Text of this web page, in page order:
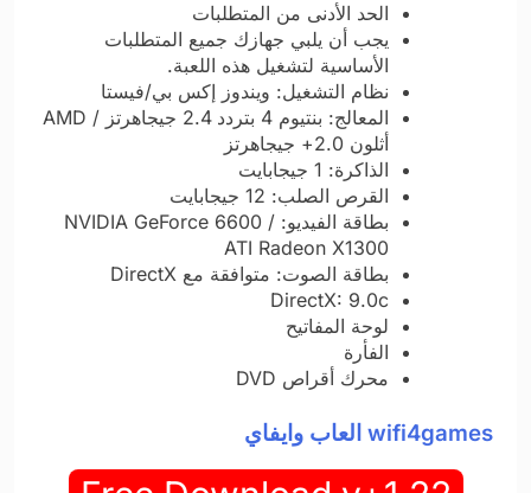
الحد الأدنى من المتطلبات
يجب أن يلبي جهازك جميع المتطلبات
الأساسية لتشغيل هذه اللعبة.
نظام التشغيل: ويندوز إكس بي/فيستا
المعالج: بنتيوم 4 بتردد 2.4 جيجاهرتز / AMD
أثلون 2.0+ جيجاهرتز
الذاكرة: 1 جيجابايت
القرص الصلب: 12 جيجابايت
بطاقة الفيديو: NVIDIA GeForce 6600 /
ATI Radeon X1300
بطاقة الصوت: متوافقة مع DirectX
DirectX: 9.0c
لوحة المفاتيح
الفأرة
محرك أقراص DVD
wifi4games العاب وايفاي